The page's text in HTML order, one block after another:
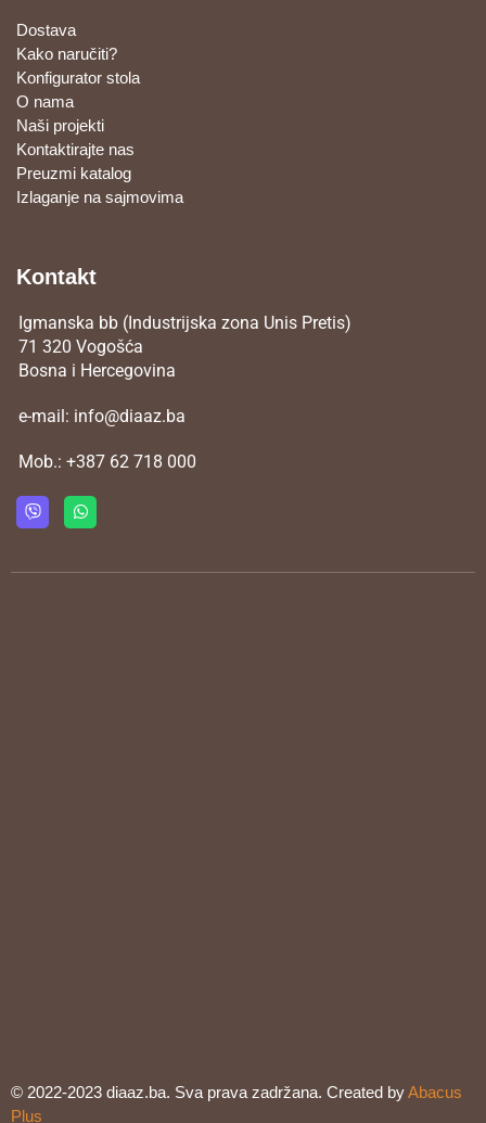
Dostava
Kako naručiti?
Konfigurator stola
O nama
Naši projekti
Kontaktirajte nas
Preuzmi katalog
Izlaganje na sajmovima
Kontakt
Igmanska bb (Industrijska zona Unis Pretis)
71 320 Vogošća
Bosna i Hercegovina
e-mail: info@diaaz.ba
Mob.: +387 62 718 000
© 2022-2023 diaaz.ba. Sva prava zadržana. Created byAbacus
Plus